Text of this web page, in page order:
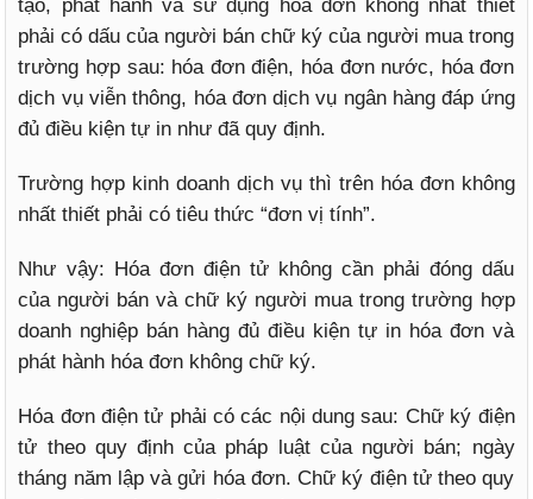
tạo, phát hành và sử dụng hóa đơn không nhất thiết
phải có dấu của người bán chữ ký của người mua trong
trường hợp sau: hóa đơn điện, hóa đơn nước, hóa đơn
dịch vụ viễn thông, hóa đơn dịch vụ ngân hàng đáp ứng
đủ điều kiện tự in như đã quy định.
Trường hợp kinh doanh dịch vụ thì trên hóa đơn không
nhất thiết phải có tiêu thức “đơn vị tính”.
Như vậy: Hóa đơn điện tử không cần phải đóng dấu
của người bán và chữ ký người mua trong trường hợp
doanh nghiệp bán hàng đủ điều kiện tự in hóa đơn và
phát hành hóa đơn không chữ ký.
Hóa đơn điện tử phải có các nội dung sau: Chữ ký điện
tử theo quy định của pháp luật của người bán; ngày
tháng năm lập và gửi hóa đơn. Chữ ký điện tử theo quy